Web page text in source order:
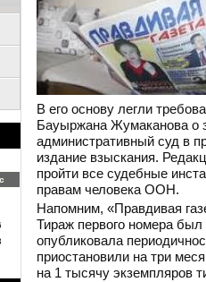
В его основу легли
Бауыржана Жумаканова о
административный суд в
издание взыскания.
пройти все судебные
правам человека ООН.
Напомним, «Правдивая
Тираж первого номера был
опубликовала
приостановили на три
на 1 тысячу экземпляров